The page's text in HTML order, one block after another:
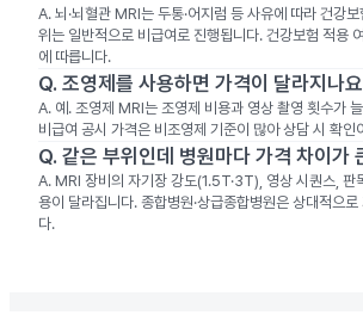
A. 뇌·뇌혈관 MRI는 두통·어지럼 등 사유에 따라 건강
위는 일반적으로 비급여로 진행됩니다. 건강보험 적용
에 따릅니다.
Q. 조영제를 사용하면 가격이 달라지나
A. 예. 조영제 MRI는 조영제 비용과 영상 촬영 횟수가
비급여 공시 가격은 비조영제 기준이 많아 상담 시 확인
Q. 같은 부위인데 병원마다 가격 차이가
A. MRI 장비의 자기장 강도(1.5T·3T), 영상 시퀀스, 판
용이 달라집니다. 종합병원·상급종합병원은 상대적으로
다.